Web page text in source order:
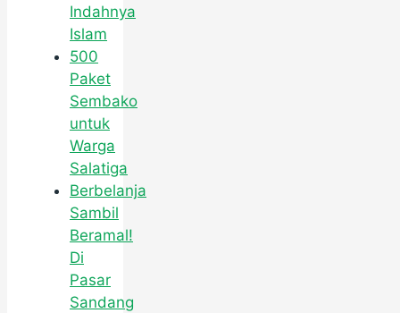
Indahnya
Islam
500
Paket
Sembako
untuk
Warga
Salatiga
Berbelanja
Sambil
Beramal!
Di
Pasar
Sandang